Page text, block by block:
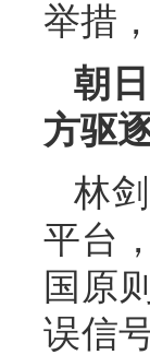
举措
朝
方驱
林
平台
国原
误信